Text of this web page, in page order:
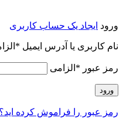
ورود ایجاد یک حساب کاربری
نام کاربری یا آدرس ایمیل *
رمز عبور * الزامی
ورود
رمز عبور را فراموش کرده اید؟